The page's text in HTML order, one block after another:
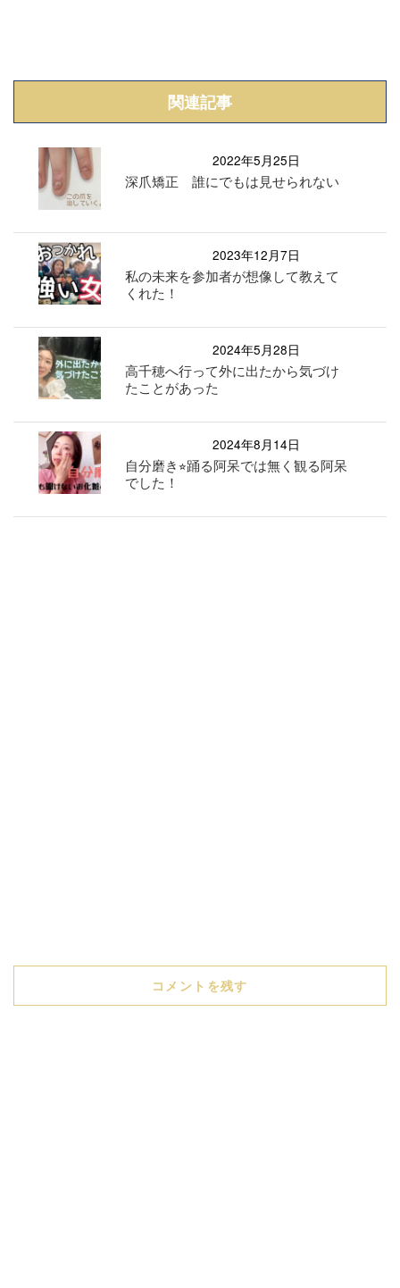
関連記事
2022年5月25日
深爪矯正 誰にでもは見せられない
2023年12月7日
私の未来を参加者が想像して教えて
くれた！
2024年5月28日
高千穂へ行って外に出たから気づけ
たことがあった
2024年8月14日
自分磨き⭐︎踊る阿呆では無く観る阿呆
でした！
コメントを残す